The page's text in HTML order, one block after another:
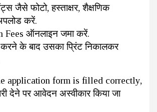
जैसे फोटो, हस्ताक्षर, शैक्षणिक
करें.
Fees ऑनलाइन जमा करें.
करने के बाद उसका प्रिंट निकालकर
application form is filled correctly,
देने पर आवेदन अस्वीकार किया जा